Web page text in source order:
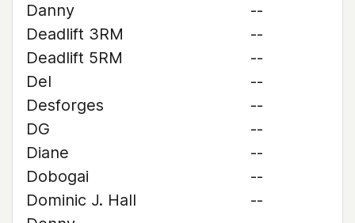
Danny
--
Deadlift 3RM
--
Deadlift 5RM
--
Del
--
Desforges
--
DG
--
Diane
--
Dobogai
--
Dominic J. Hall
--